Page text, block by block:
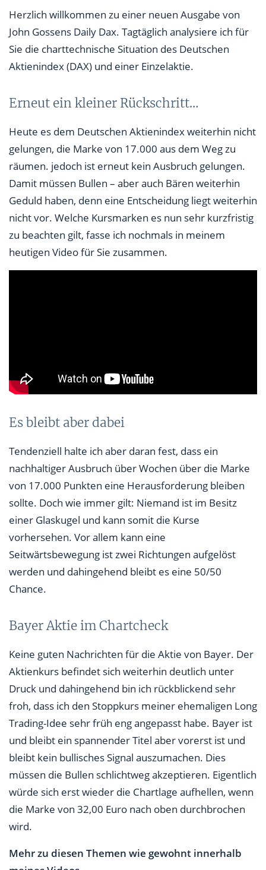
Herzlich willkommen zu einer neuen Ausgabe von
John Gossens Daily Dax. Tagtäglich analysiere ich für
Sie die charttechnische Situation des Deutschen
Aktienindex (DAX) und einer Einzelaktie.
Erneut ein kleiner Rückschritt…
Heute es dem Deutschen Aktienindex weiterhin nicht
gelungen, die Marke von 17.000 aus dem Weg zu
räumen. jedoch ist erneut kein Ausbruch gelungen.
Damit müssen Bullen – aber auch Bären weiterhin
Geduld haben, denn eine Entscheidung liegt weiterhin
nicht vor. Welche Kursmarken es nun sehr kurzfristig
zu beachten gilt, fasse ich nochmals in meinem
heutigen Video für Sie zusammen.
Es bleibt aber dabei
Tendenziell halte ich aber daran fest, dass ein
nachhaltiger Ausbruch über Wochen über die Marke
von 17.000 Punkten eine Herausforderung bleiben
sollte. Doch wie immer gilt: Niemand ist im Besitz
einer Glaskugel und kann somit die Kurse
vorhersehen. Vor allem kann eine
Seitwärtsbewegung ist zwei Richtungen aufgelöst
werden und dahingehend bleibt es eine 50/50
Chance.
Bayer Aktie im Chartcheck
Keine guten Nachrichten für die Aktie von Bayer. Der
Aktienkurs befindet sich weiterhin deutlich unter
Druck und dahingehend bin ich rückblickend sehr
froh, dass ich den Stoppkurs meiner ehemaligen Long
Trading-Idee sehr früh eng angepasst habe. Bayer ist
und bleibt ein spannender Titel aber vorerst ist und
bleibt kein bullisches Signal auszumachen. Dies
müssen die Bullen schlichtweg akzeptieren. Eigentlich
würde sich erst wieder die Chartlage aufhellen, wenn
die Marke von 32,00 Euro nach oben durchbrochen
wird.
Mehr zu diesen Themen wie gewohnt innerhalb